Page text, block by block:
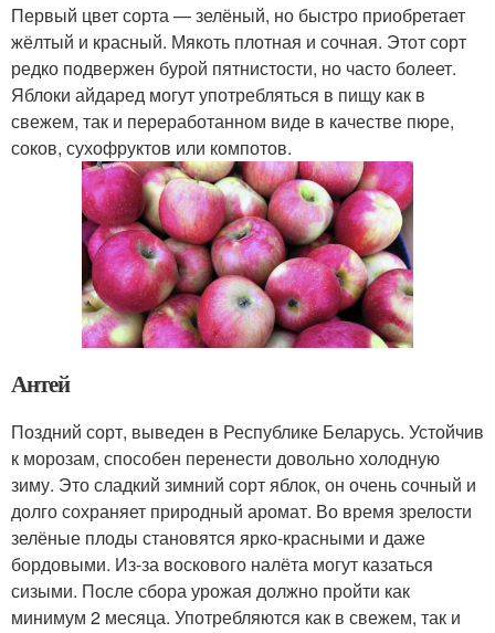
Первый цвет сорта — зелёный, но быстро приобретает
жёлтый и красный. Мякоть плотная и сочная. Этот сорт
редко подвержен бурой пятнистости, но часто болеет.
Яблоки айдаред могут употребляться в пищу как в
свежем, так и переработанном виде в качестве пюре,
соков, сухофруктов или компотов.
Антей
Поздний сорт, выведен в Республике Беларусь. Устойчив
к морозам, способен перенести довольно холодную
зиму. Это сладкий зимний сорт яблок, он очень сочный и
долго сохраняет природный аромат. Во время зрелости
зелёные плоды становятся ярко-красными и даже
бордовыми. Из-за воскового налёта могут казаться
сизыми. После сбора урожая должно пройти как
минимум 2 месяца. Употребляются как в свежем, так и